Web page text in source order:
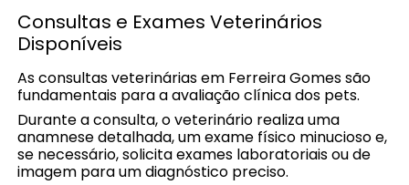
Consultas e Exames Veterinários
Disponíveis
As consultas veterinárias em Ferreira Gomes são
fundamentais para a avaliação clínica dos pets.
Durante a consulta, o veterinário realiza uma
anamnese detalhada, um exame físico minucioso e,
se necessário, solicita exames laboratoriais ou de
imagem para um diagnóstico preciso.